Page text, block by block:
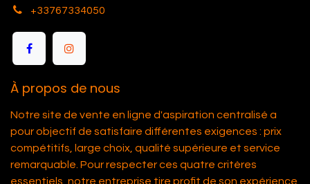
+33767334050
À propos de nous
Notre site de vente en ligne d'aspiration centralisé a
pour objectif de satisfaire différentes exigences : prix
compétitifs, large choix, qualité supérieure et service
remarquable. Pour respecter ces quatre critères
essentiels, notre entreprise tire profit de son expérience